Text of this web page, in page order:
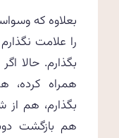
بعلاوه که
را علامت
بگذارم. حالا
همراه کرده،
بگذارم، هم
هم بازگشت